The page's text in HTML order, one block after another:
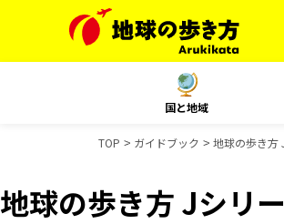
国と地域
TOP ガイドブック 地球の歩き方
地球の歩き方 Jシリ